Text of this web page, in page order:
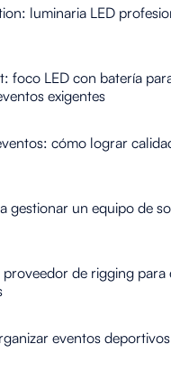
luminaria LED
foco LED con batería
exigentes
cómo lograr
gestionar un equipo de
de rigging para
eventos deportivos